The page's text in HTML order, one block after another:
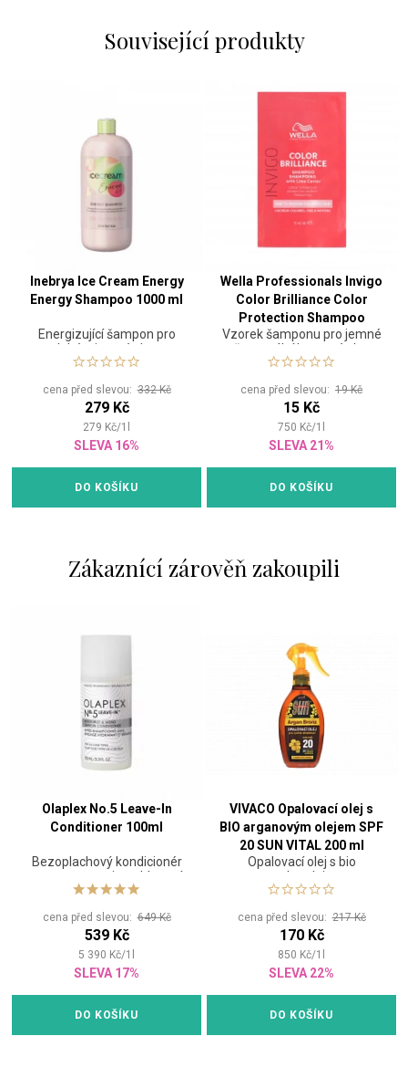
Související produkty
Inebrya Ice Cream Energy
Energy Shampoo 1000 ml
Energizující šampon pro
slabé a jemné vlasy
cena před slevou:332 Kč
279 Kč
279 Kč/1
SLEVA 16%
DO KOŠÍKU
Wella Professionals Invigo
Color Brilliance Color
Protection Shampoo
Normal 15 ml
Vzorek šamponu pro jemné
až normální barvené vlasy
cena před slevou: 19 Kč
15 Kč
750 Kč/1
SLEVA 21%
DO KOŠÍKU
Zákaznící zárověň zakoupili
Olaplex No.5 Leave-In
Conditioner 100ml
Bezoplachový kondicionér
pro regeneraci a vyhlazení
vlasů
cena před slevou:649 Kč
539 Kč
5 390 Kč/1
SLEVA 17%
DO KOŠÍKU
VIVACO Opalovací olej s
BIO arganovým olejem SPF
20 SUN VITAL 200 ml
Opalovací olej s bio
arganovým olejem pro
rychlé zhnědnutí
cena před slevou:217 Kč
170 Kč
850 Kč/1
SLEVA 22%
DO KOŠÍKU